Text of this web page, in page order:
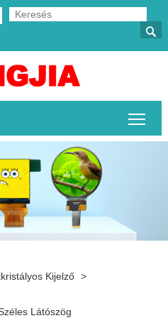

Kijelző >
Látószög